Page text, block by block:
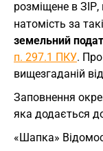
розміщене в ЗIР,
натомість за
земельний
п. 297.1 ПКУ. Про
вищезгаданій
Заповнення
яка додається до
«Шапка»